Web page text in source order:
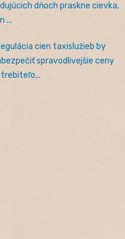
dňoch praskne cievka,
...
cien taxislužieb by
spravodlivejšie ceny